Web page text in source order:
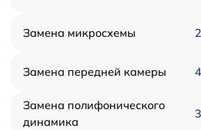
Замена микросхемы
Замена передней камеры
Замена полифонического
динамика